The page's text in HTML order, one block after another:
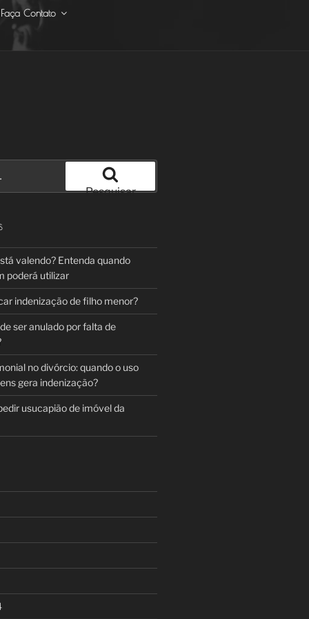
Faça Contato
Pesquisar
valendo? Entenda quando
poderá utilizar
indenização de filho menor?
ser anulado por falta de
no divórcio: quando o uso
gera indenização?
usucapião de imóvel da